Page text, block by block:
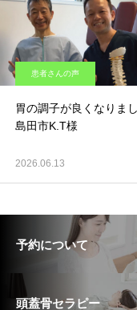
患者さんの声
胃の調子が良くなりまし
島田市K.T様
2026.06.13
予約について
頭蓋骨セラピー